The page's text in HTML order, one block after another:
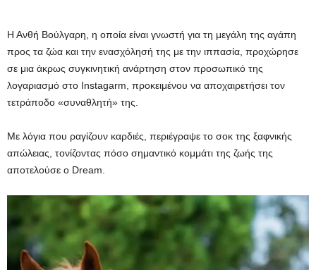
Η Ανθή Βούλγαρη, η οποία είναι γνωστή για τη μεγάλη της αγάπη
προς τα ζώα και την ενασχόλησή της με την ιππασία, προχώρησε
σε μια άκρως συγκινητική ανάρτηση στον προσωπικό της
λογαριασμό στο Instagarm, προκειμένου να αποχαιρετήσει τον
τετράποδο «συναθλητή» της.
Με λόγια που ραγίζουν καρδιές, περιέγραψε το σοκ της ξαφνικής
απώλειας, τονίζοντας πόσο σημαντικό κομμάτι της ζωής της
αποτελούσε ο Dream.